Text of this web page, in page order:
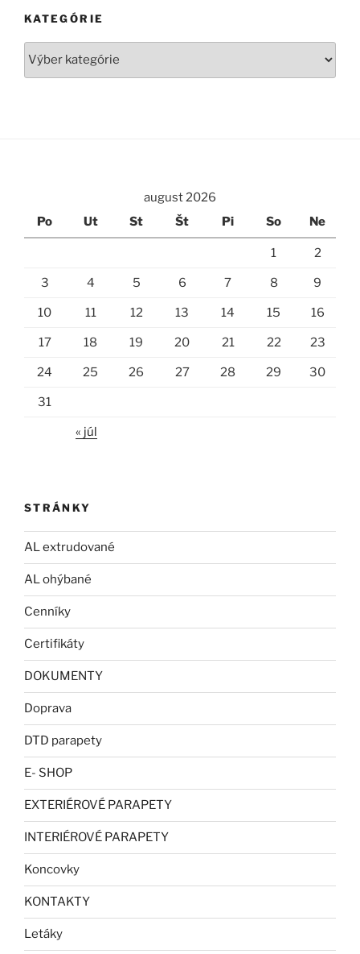
KATEGÓRIE
Kategórie
august 2026
Po
Ut St Št Pi So Ne
1 2
3 4 5 6 7 8 9
10 11 12 13 14 15 16
17 18 19 20 21 22 23
24 25 26 27 28 29 30
31
« júl
STRÁNKY
AL extrudované
AL ohýbané
Cenníky
Certifikáty
DOKUMENTY
Doprava
DTD parapety
E- SHOP
EXTERIÉROVÉ PARAPETY
INTERIÉROVÉ PARAPETY
Koncovky
KONTAKTY
Letáky